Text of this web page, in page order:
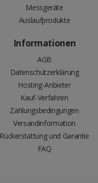
Messgeräte
Auslaufprodukte
Informationen
AGB
Datenschutzerklärung
Hosting-Anbieter
Kauf-Verfahren
Zahlungsbedingungen
Versandinformation
Rückerstattung und Garantie
FAQ